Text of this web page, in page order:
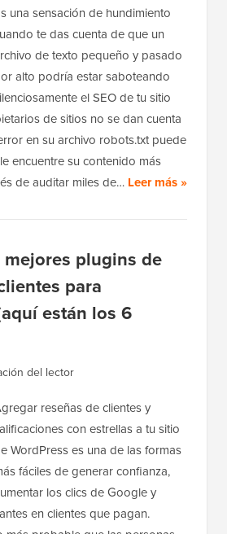
una sensación de hundimiento
te das cuenta de que un
de texto pequeño y pasado
alto podría estar saboteando
el SEO de tu sitio
de sitios no se dan cuenta
en su archivo robots.txt puede
encuentre su contenido más
de auditar miles de… Leer más »
mejores plugins de
para
están los 6
del lector
reseñas de clientes y
con estrellas a tu sitio
WordPress es una de las formas
fáciles de generar confianza,
los clics de Google y
en clientes que pagan.